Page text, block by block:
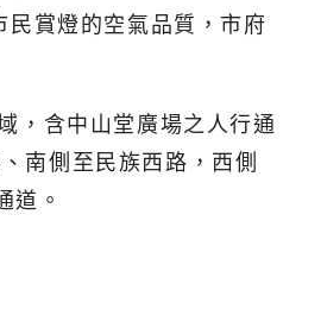
賞燈的空氣品質，市府
，含中山堂廣場之人行通
南側至民族西路，西側
道。